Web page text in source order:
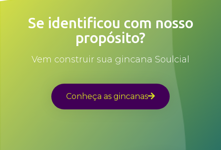
Se identificou com nosso
propósito?
Vem construir sua gincana Soulcial
Conheça as gincanas